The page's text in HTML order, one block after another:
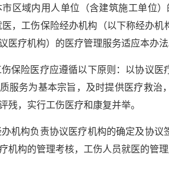
市区域内用人单位（含建筑施工单位
医，工伤保险经办机构（以下称经办
医疗机构）的医疗管理服务适应本办法
保险医疗应遵循以下原则：以协议
服务为基本宗旨，及时提供医疗救治
残，实行工伤医疗和康复并举。
机构负责协议医疗机构的确定及协
机构的管理考核，工伤人员就医的管理